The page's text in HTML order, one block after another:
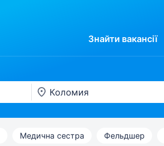
Знайти вакансії
Медична сестра Фельдшер